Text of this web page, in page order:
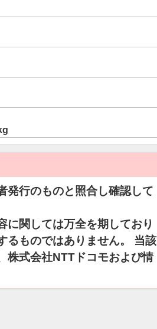
発行のものと照合し確認して
に関しては万全を期しており
るものではありません。 当該
株式会社NTTドコモおよび情